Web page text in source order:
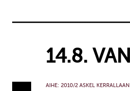
14.8.
AIHE: 2010/2 ASKEL KERRALLAAN